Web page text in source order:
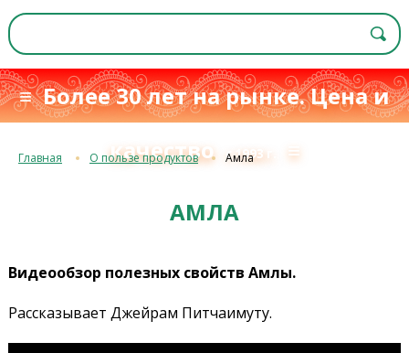
≡ Более 30 лет на рынке. Цена и
качество
с 1993 г. ≡
Главная О пользе продуктов Амла
АМЛА
Видеообзор полезных свойств Амлы.
Рассказывает Джейрам Питчаимуту.